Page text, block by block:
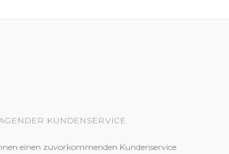
KUNDENSERVICE
einen zuvorkommenden Kundenservice